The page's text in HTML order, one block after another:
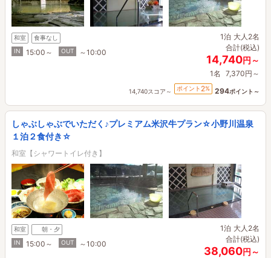
和室
食事なし
IN
15:00～ OUT ～10:00
1泊 大人2名
合計(税込)
14,740円～
1名 7,370円～
14,740スコア～ ポイント 2% 294ポイント～
しゃぶしゃぶでいただく♪プレミアム米沢牛プラン☆小野川温泉
１泊２食付き☆
和室【シャワートイレ付き】
和室
朝・夕
IN
15:00～ OUT ～10:00
1泊 大人2名
合計(税込)
38,060円～